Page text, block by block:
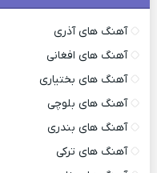
آهنگ های آذری
آهنگ های افغانی
آهنگ های بختیاری
آهنگ های بلوچی
آهنگ های بندری
آهنگ های ترکی